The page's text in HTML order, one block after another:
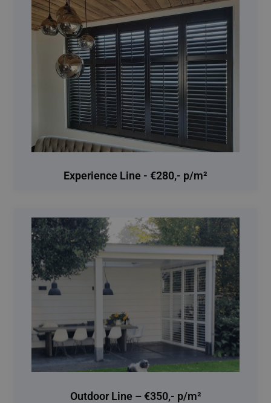
Experience Line - €280,- p/m²
Outdoor Line – €350,- p/m²